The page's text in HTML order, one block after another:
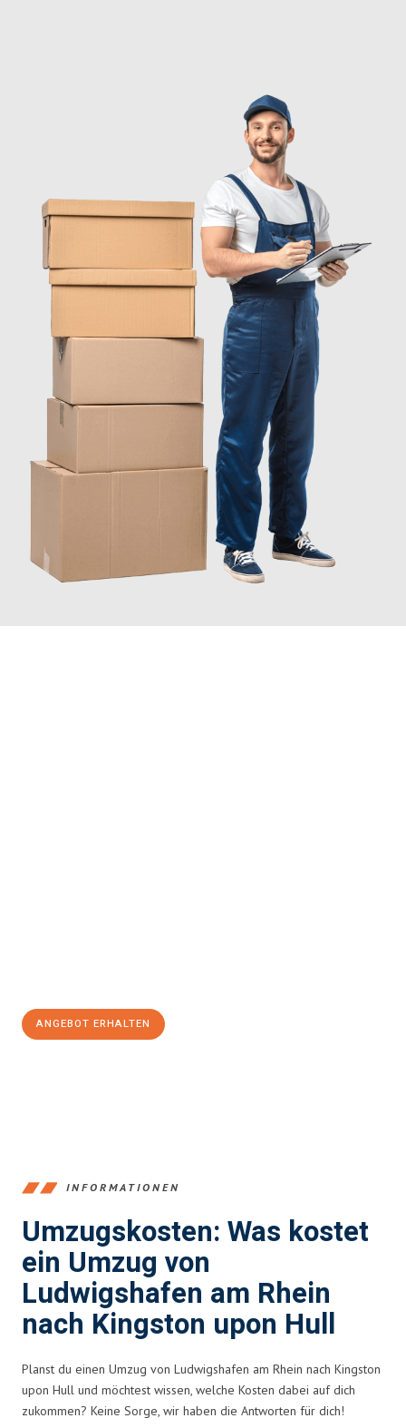
ANGEBOT ERHALTEN
INFORMATIONEN
Umzugskosten: Was kostet
ein Umzug von
Ludwigshafen am Rhein
nach Kingston upon Hull
Planst du einen Umzug von Ludwigshafen am Rhein nach Kingston
upon Hull und möchtest wissen, welche Kosten dabei auf dich
zukommen? Keine Sorge, wir haben die Antworten für dich!